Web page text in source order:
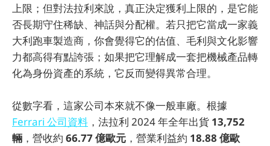
上限；但對法拉利來說，真正決定獲利上限的，是它能
否長期守住稀缺、神話與分配權。若只把它當成一家義
大利跑車製造商，你會覺得它的估值、毛利與文化影響
力都高得有點誇張；如果把它理解成一套把機械產品轉
化為身份資產的系統，它反而變得異常合理。
從數字看，這家公司本來就不像一般車廠。根據
Ferrari 公司資料 ，法拉利 2024 年全年出貨 13,752
輛 ，營收約 66.77 億歐元 ，營業利益約 18.88 億歐